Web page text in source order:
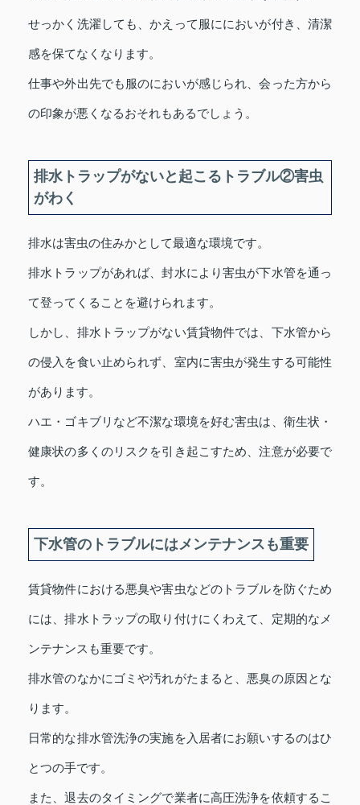
せっかく洗濯しても、かえって服ににおいが付き、清潔
感を保てなくなります。
仕事や外出先でも服のにおいが感じられ、会った方から
の印象が悪くなるおそれもあるでしょう。
排水トラップがないと起こるトラブル②害虫
がわく
排水は害虫の住みかとして最適な環境です。
排水トラップがあれば、封水により害虫が下水管を通っ
て登ってくることを避けられます。
しかし、排水トラップがない賃貸物件では、下水管から
の侵入を食い止められず、室内に害虫が発生する可能性
があります。
ハエ・ゴキブリなど不潔な環境を好む害虫は、衛生状・
健康状の多くのリスクを引き起こすため、注意が必要で
す。
下水管のトラブルにはメンテナンスも重要
賃貸物件における悪臭や害虫などのトラブルを防ぐため
には、排水トラップの取り付けにくわえて、定期的なメ
ンテナンスも重要です。
排水管のなかにゴミや汚れがたまると、悪臭の原因とな
ります。
日常的な排水管洗浄の実施を入居者にお願いするのはひ
とつの手です。
また、退去のタイミングで業者に高圧洗浄を依頼するこ